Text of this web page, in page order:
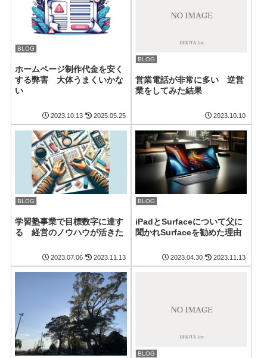
BLOG
ホームページ制作代金を安く
する弊害 大体うまくいかな
い
2023.10.13 2025.05.25
BLOG
営業電話が非常に多い 逆営
業をしてみた結果
2023.10.10
BLOG
学習塾事業で目標数字に達す
る 経営のノウハウが活きた
2023.07.06 2023.11.13
BLOG
iPadとSurfaceについて父に
聞かれSurfaceを勧めた理由
2023.04.30 2023.11.13
BLOG